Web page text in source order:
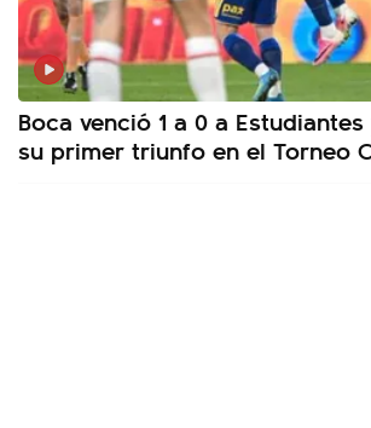
Boca venció 1 a 0 a
su primer triunfo en el Torneo